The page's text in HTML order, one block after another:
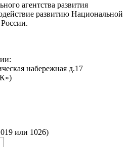
агентства развития
развитию Национальной
набережная д.17
или 1026)